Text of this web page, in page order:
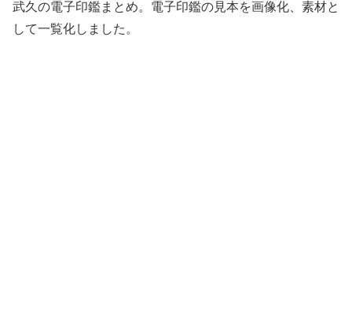
武久の電子印鑑まとめ。電子印鑑の見本を画像化、素材と
して一覧化しました。